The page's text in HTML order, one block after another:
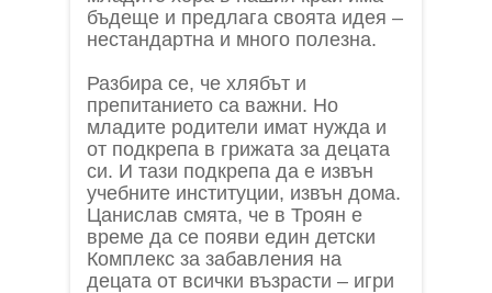
бъдеще и предлага своята идея –
нестандартна и много полезна.
Разбира се, че хлябът и
препитанието са важни. Но
младите родители имат нужда и
от подкрепа в грижата за децата
си. И тази подкрепа да е извън
учебните институции, извън дома.
Цанислав смята, че в Троян е
време да се появи един детски
Комплекс за забавления на
децата от всички възрасти – игри